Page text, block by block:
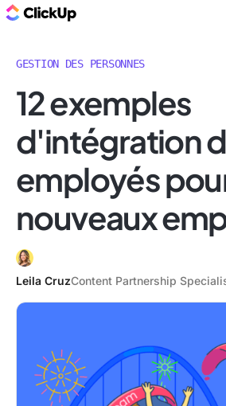
GESTION DES PERSONNES
12 exemples
d'intégration
employés
nouveaux
Leila CruzContent Partnership